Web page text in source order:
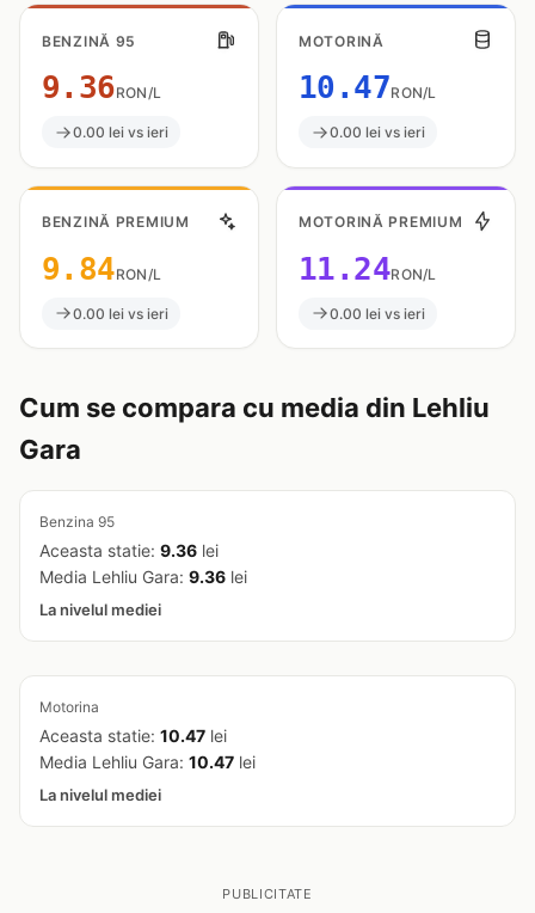
BENZINĂ 95
9.36RON/L
0.00 lei vs ieri
MOTORINĂ
10.47RON/L
0.00 lei vs ieri
BENZINĂ PREMIUM
9.84RON/L
0.00 lei vs ieri
MOTORINĂ PREMIUM
11.24RON/L
0.00 lei vs ieri
Cum se compara cu media din Lehliu
Gara
Benzina 95
Aceasta statie: 9.36 lei
Media Lehliu Gara: 9.36 lei
La nivelul mediei
Motorina
Aceasta statie: 10.47 lei
Media Lehliu Gara: 10.47 lei
La nivelul mediei
PUBLICITATE